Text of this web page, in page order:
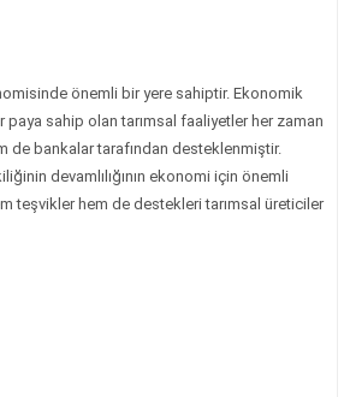
önemli bir yere sahiptir. Ekonomik
sahip olan tarımsal faaliyetler her zaman
de bankalar tarafından desteklenmiştir.
devamlılığının ekonomi için önemli
teşvikler hem de destekleri tarımsal üreticiler